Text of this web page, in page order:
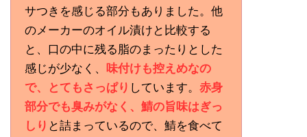
サつきを感じる部分もありました。他
のメーカーのオイル漬けと比較する
と、口の中に残る脂のまったりとした
感じが少なく、 味付けも控えめなの
で、とてもさっぱり しています。 赤身
部分でも臭みがなく、鯖の旨味はぎっ
しり と詰まっているので、鯖を食べて